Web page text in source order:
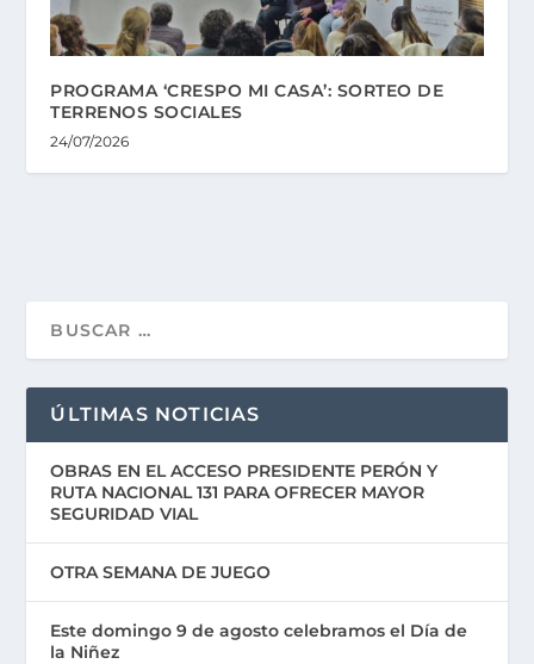
PROGRAMA ‘CRESPO MI CASA’: SORTEO DE
TERRENOS SOCIALES
24/07/2026
ÚLTIMAS NOTICIAS
OBRAS EN EL ACCESO PRESIDENTE PERÓN Y
RUTA NACIONAL 131 PARA OFRECER MAYOR
SEGURIDAD VIAL
OTRA SEMANA DE JUEGO
Este domingo 9 de agosto celebramos el Día de
la Niñez